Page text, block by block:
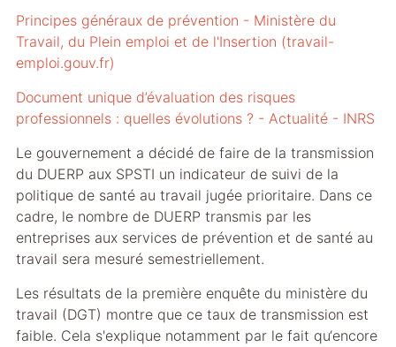
Principes généraux de prévention - Ministère du
Travail, du Plein emploi et de l'Insertion (travail-
emploi.gouv.fr)
Document unique d’évaluation des risques
professionnels : quelles évolutions ? - Actualité - INRS
Le gouvernement a décidé de faire de la transmission
du DUERP aux SPSTI un indicateur de suivi de la
politique de santé au travail jugée prioritaire. Dans ce
cadre, le nombre de DUERP transmis par les
entreprises aux services de prévention et de santé au
travail sera mesuré semestriellement.
Les résultats de la première enquête du ministère du
travail (DGT) montre que ce taux de transmission est
faible. Cela s'explique notamment par le fait qu‘encore